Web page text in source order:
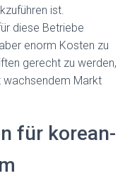
ist.
diese Betriebe
enorm Kosten zu
gerecht zu werden,
wachsendem Markt
für korean-